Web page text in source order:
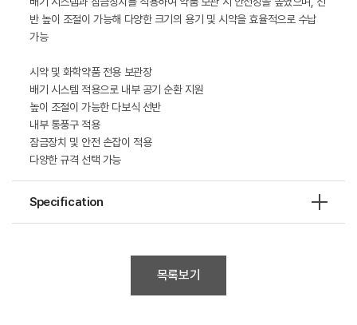
반 높이 조절이 가능해 다양한 크기의 용기 및 시약을 효율적으로 수납
가능
시약 및 화학약품 전용 보관장
배기 시스템 적용으로 내부 공기 순환 지원
높이 조절이 가능한 다보식 선반
내부 통풍구 적용
잠금장치 및 안전 손잡이 적용
다양한 규격 선택 가능
Specification
목록보기